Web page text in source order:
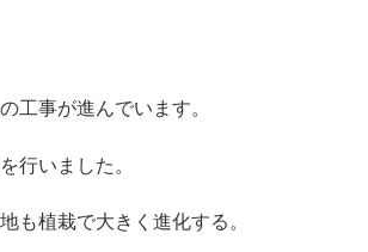
工事が進んでいます。
を行いました。
も植栽で大きく進化する。